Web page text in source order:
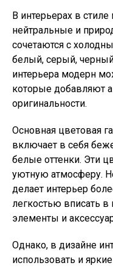
В интерьерах в
нейтральные и
сочетаются с
белый, серый,
интерьера модерн
которые добавляют
оригинальности.
Основная цветовая
включает в себя
белые оттенки. Эти
уютную атмосферу.
делает интерьер
легкостью вписать
элементы и
Однако, в дизайне
использовать и